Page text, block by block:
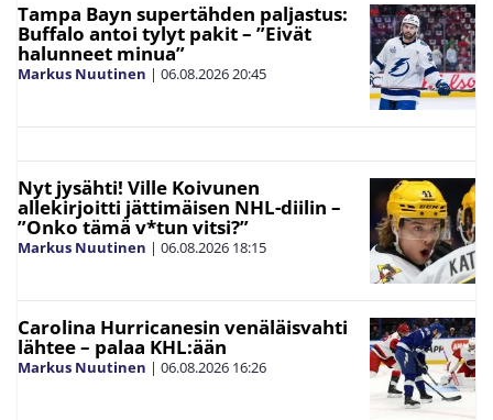
Tampa Bayn supertähden paljastus:
Buffalo antoi tylyt pakit – ”Eivät
halunneet minua”
Markus Nuutinen | 06.08.202620:45
Nyt jysähti! Ville Koivunen
allekirjoitti jättimäisen NHL-diilin –
”Onko tämä v*tun vitsi?”
Markus Nuutinen | 06.08.2026 18:15
Carolina Hurricanesin venäläisvahti
lähtee – palaa KHL:ään
Markus Nuutinen | 06.08.2026 16:26